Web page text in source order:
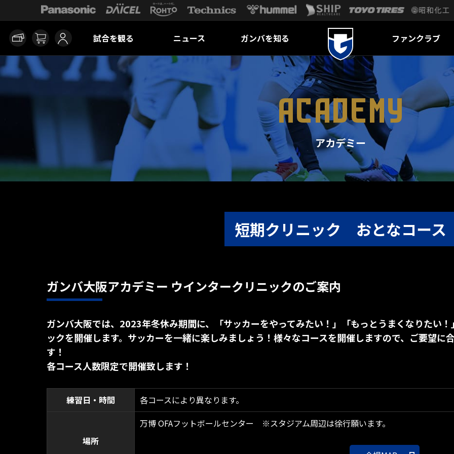
試合を観る ニュース ガンバを知る ファンクラブ
ACADEMY
アカデミー
短期クリニック おとなコース
ガンバ大阪アカデミー ウインタークリニックのご案内
ガンバ大阪では、2023年冬休み期間に、「サッカーをやってみたい！」「もっとうまくなりたい
ックを開催します。サッカーを一緒に楽しみましょう！様々なコースを開催しますので、ご要望に
す！
各コース人数限定で開催致します！
練習日・時間 各コースにより異なります。
場所
万博 OFAフットボールセンター ※スタジアム周辺は徐行願います。